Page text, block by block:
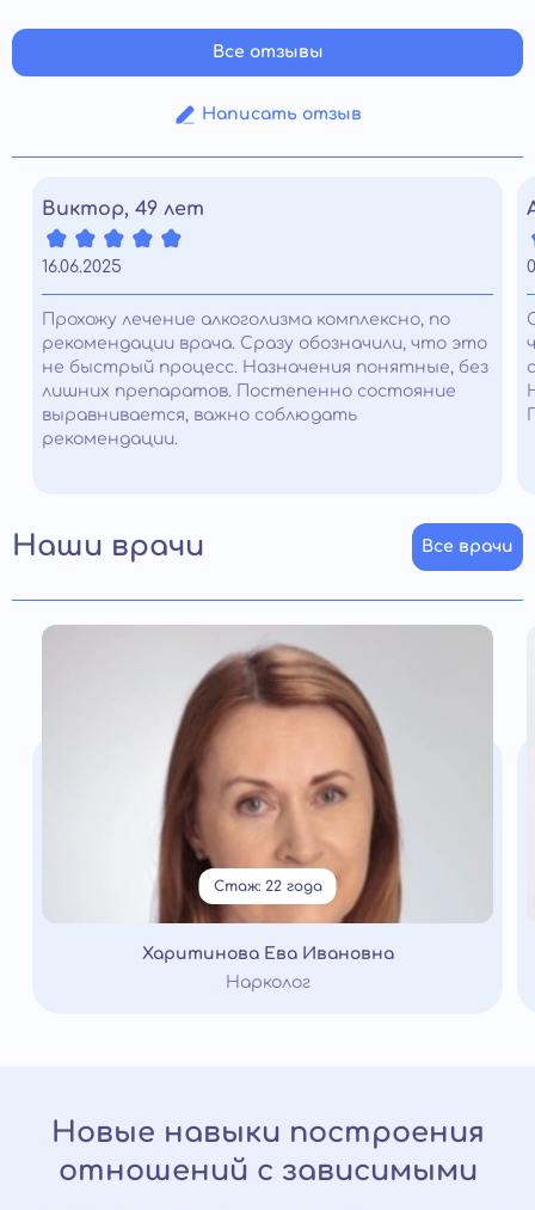
Написать отзыв
Все отзывы
Виктор, 49 лет
16.06.2025
Прохожу лечение алкоголизма комплексно, по
рекомендации врача. Сразу обозначили, что это
не быстрый процесс. Назначения понятные, без
лишних препаратов. Постепенно состояние
выравнивается, важно соблюдать
рекомендации.
Наши врачи Все врачи
Стаж: 22 года
Харитинова Ева Ивановна
Нарколог
Новые навыки построения
отношений с зависимыми